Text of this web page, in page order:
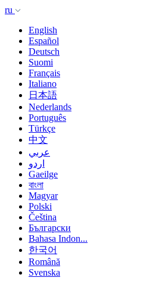
ru
English
Español
Deutsch
Suomi
Français
Italiano
日本語
Nederlands
Português
Türkçe
中文
عربي
اردو
Gaeilge
বাংলা
Magyar
Polski
Čeština
Български
Bahasa Indon...
한국어
Română
Svenska